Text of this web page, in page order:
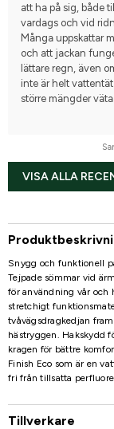
att ha på sig, både till
vardags och vid
Många uppskattar
och att jackan
lättare regn, även
inte är helt
större mängder väta.
VISA ALLA
Snygg och funktionell
Tejpade sömmar vid
för användning vår och
stretchigt
tvåvägsdragkedjan
hästryggen. Hakskydd
kragen för bättre
Finish Eco som är en
fri från tillsatta
Tillverkare